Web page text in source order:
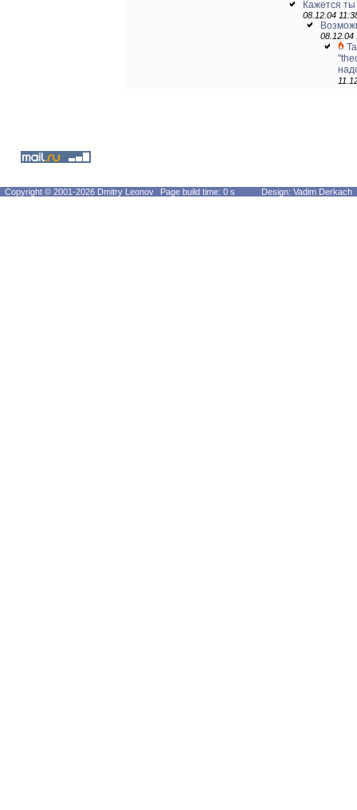
Кажется
08.12.04
08.12.04
Copyright © 2001-2026 Dmitry Leonov Page build time: 0 s Design: Vadim Derkach